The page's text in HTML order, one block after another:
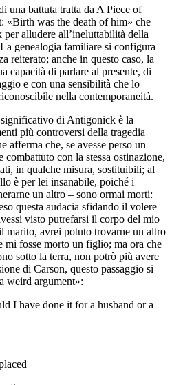
una battuta tratta da A Piece of
«Birth was the death of him» che
peralludere all’ineluttabilità della
La genealogia familiare si configura
reiterato; anche in questo caso, la
capacità di parlare al presente, di
e con una sensibilità che lo
nella contemporaneità.
di Antigonick è la
più controversi della tragedia
afferma che, se avesse perso un
con la stessa ostinazione,
in qualche misura, sostituibili; al
è per lei insanabile, poiché i
un altro – sono ormai morti:
questa audacia sfidando il volere
visto putrefarsi il corpo del mio
marito, avrei potuto trovarne un altro
mi fosse morto un figlio; ma ora che
sotto la terra, non potrò più avere
di Carson, questo passaggio si
weird argument»:
I have done it for a husband or a